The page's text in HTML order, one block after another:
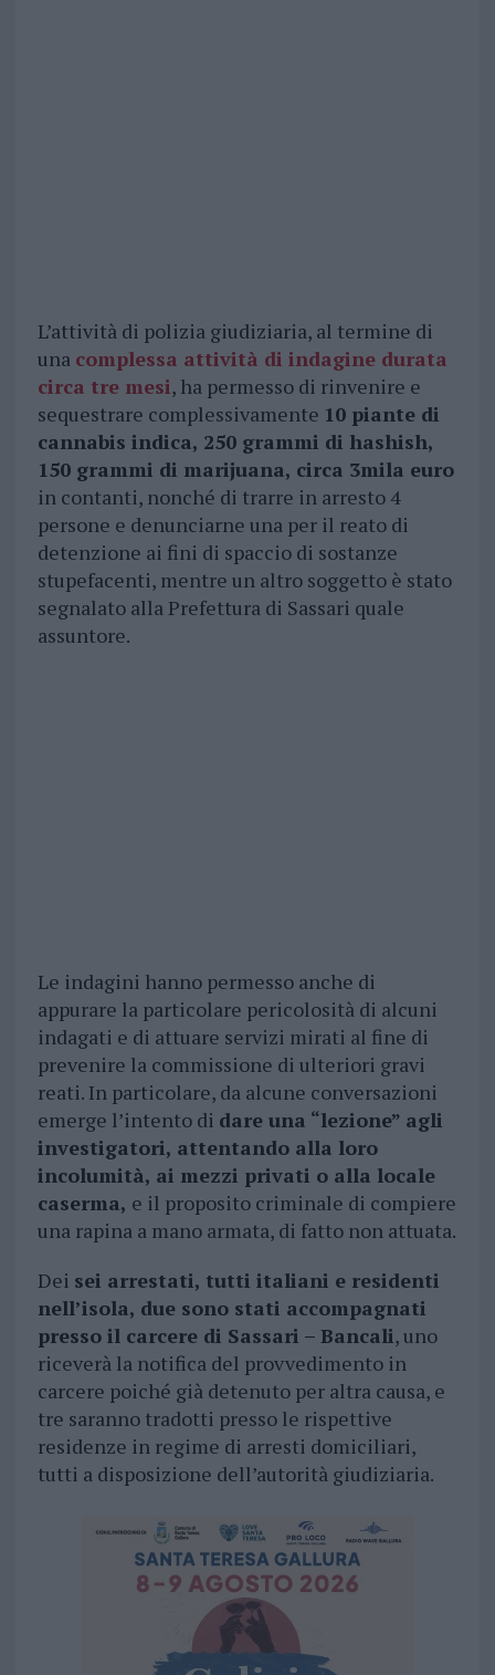
L’attività di polizia giudiziaria, al termine di
una complessa attività di indagine durata
circa tre mesi, ha permesso di rinvenire e
sequestrare complessivamente 10 piante di
cannabis indica, 250 grammi di hashish,
150 grammi di marijuana, circa 3mila euro
in contanti, nonché di trarre in arresto 4
persone e denunciarne una per il reato di
detenzione ai fini di spaccio di sostanze
stupefacenti, mentre un altro soggetto è stato
segnalato alla Prefettura di Sassari quale
assuntore.
Le indagini hanno permesso anche di
appurare la particolare pericolosità di alcuni
indagati e di attuare servizi mirati al fine di
prevenire la commissione di ulteriori gravi
reati. In particolare, da alcune conversazioni
emerge l’intento di dare una “lezione” agli
investigatori, attentando alla loro
incolumità, ai mezzi privati o alla locale
caserma, e il proposito criminale di compiere
una rapina a mano armata, di fatto non attuata.
Dei sei arrestati, tutti italiani e residenti
nell’isola, due sono stati accompagnati
presso il carcere di Sassari – Bancali, uno
riceverà la notifica del provvedimento in
carcere poiché già detenuto per altra causa, e
tre saranno tradotti presso le rispettive
residenze in regime di arresti domiciliari,
tutti a disposizione dell’autorità giudiziaria.